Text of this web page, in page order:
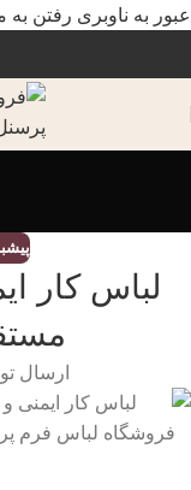
عبور به ناوبری رفتن به
لباس کار
ارسال